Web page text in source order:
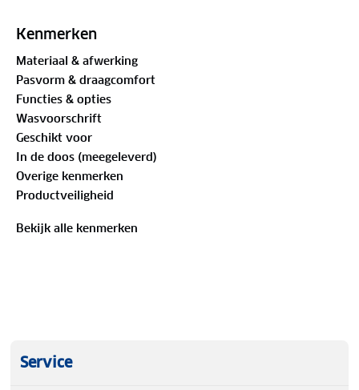
De vaste capuchon is verstelbaar met elastiek en
temperaturen. In de steekzakken met rits berg je je
essentials veilig op, onderweg of gewoon thuis.
Bovendien is dit vest PFAS-vrij.
Kenmerken
Materiaal & afwerking
Pasvorm & draagcomfort
Functies & opties
Wasvoorschrift
Geschikt voor
In de doos (meegeleverd)
Overige kenmerken
Productveiligheid
Bekijk alle kenmerken
Service